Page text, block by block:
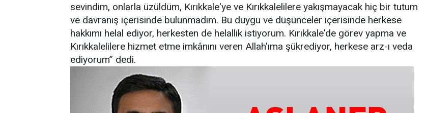
sevindim, onlarla üzüldüm, Kırıkkale'ye ve Kırıkkalelilere yakışmayacak hiç bir tutum
ve davranış içerisinde bulunmadım. Bu duygu ve düşünceler içerisinde herkese
hakkımı helal ediyor, herkesten de helallik istiyorum. Kırıkkale'de görev yapma ve
Kırıkkalelilere hizmet etme imkânını veren Allah'ıma şükrediyor, herkese arz-ı veda
ediyorum” dedi.